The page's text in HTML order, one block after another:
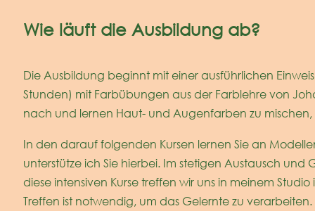
Wie läuft die Ausbildung ab?
Die Ausbildung beginnt mit einer ausführlichen
Stunden) mit Farbübungen aus der Farblehre von
nach und lernen Haut- und Augenfarben zu
In den darauf folgenden Kursen lernen Sie an
unterstütze ich Sie hierbei. Im stetigen Austausch und
diese intensiven Kurse treffen wir uns in meinem
Treffen ist notwendig, um das Gelernte zu